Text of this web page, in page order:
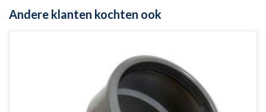
Andere klanten kochten ook